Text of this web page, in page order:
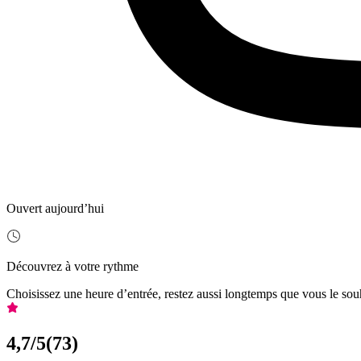
Ouvert aujourd’hui
Découvrez à votre rythme
Choisissez une heure d’entrée, restez aussi longtemps que vous le
4,7/5(73)